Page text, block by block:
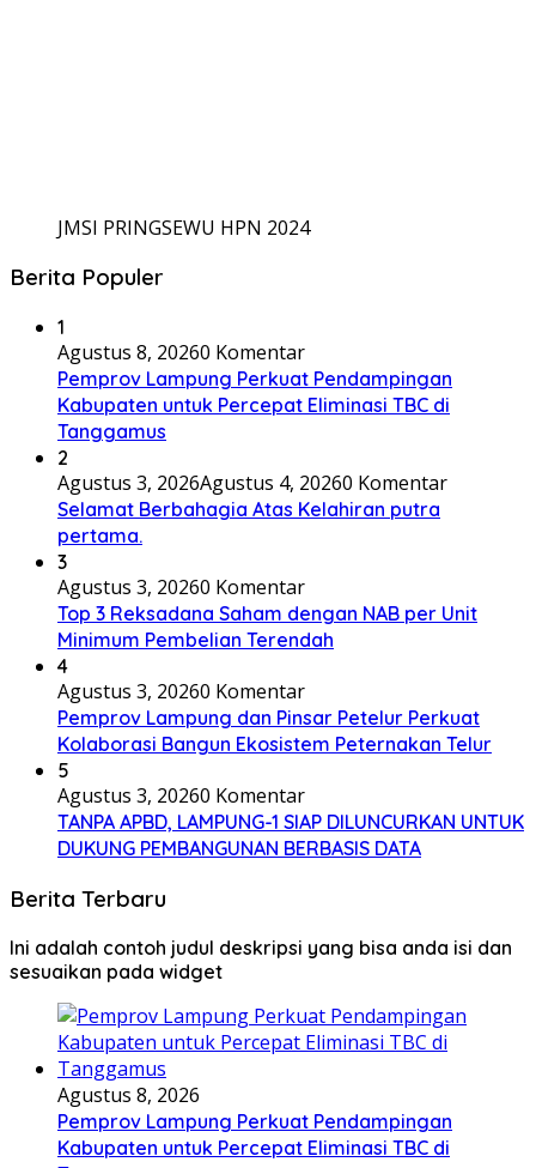
JMSI PRINGSEWU HPN 2024
Berita Populer
1
Agustus 8, 20260 Komentar
Pemprov Lampung Perkuat Pendampingan
Kabupaten untuk Percepat Eliminasi TBC di
Tanggamus
2
Agustus 3, 2026Agustus 4, 20260 Komentar
Selamat Berbahagia Atas Kelahiran putra
pertama.
3
Agustus 3, 20260 Komentar
Top 3 Reksadana Saham dengan NAB per Unit
Minimum Pembelian Terendah
4
Agustus 3, 20260 Komentar
Pemprov Lampung dan Pinsar Petelur Perkuat
Kolaborasi Bangun Ekosistem Peternakan Telur
5
Agustus 3, 20260 Komentar
TANPA APBD, LAMPUNG-1 SIAP DILUNCURKAN UNTUK
DUKUNG PEMBANGUNAN BERBASIS DATA
Berita Terbaru
Ini adalah contoh judul deskripsi yang bisa anda isi dan
sesuaikan pada widget
Agustus 8, 2026
Pemprov Lampung Perkuat Pendampingan
Kabupaten untuk Percepat Eliminasi TBC di